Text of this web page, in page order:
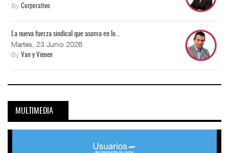
By Corporativo
La nueva fuerza sindical que asoma en lo...
Martes, 23 Junio 2026
By Van y Vienen
MULTIMEDIA